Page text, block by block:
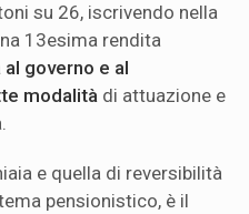
su 26, iscrivendo nella
13esima rendita
governo e al
modalità di attuazione e
e quella di reversibilità
pensionistico, è il